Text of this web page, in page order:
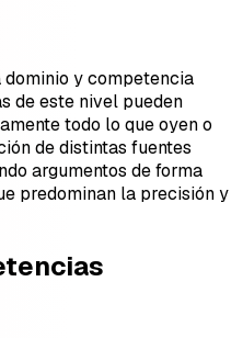
y competencia
de este nivel pueden
todo lo que oyen o
de distintas fuentes
argumentos de forma
predominan la precisión y